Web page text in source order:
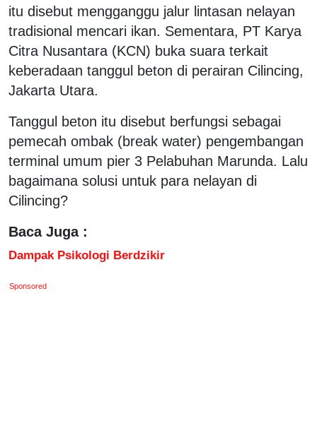
itu disebut mengganggu jalur lintasan nelayan
tradisional mencari ikan. Sementara, PT Karya
Citra Nusantara (KCN) buka suara terkait
keberadaan tanggul beton di perairan Cilincing,
Jakarta Utara.
Tanggul beton itu disebut berfungsi sebagai
pemecah ombak (break water) pengembangan
terminal umum pier 3 Pelabuhan Marunda. Lalu
bagaimana solusi untuk para nelayan di
Cilincing?
Baca Juga :
Dampak Psikologi Berdzikir
Sponsored